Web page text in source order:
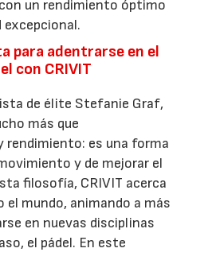
un rendimiento óptimo
excepcional.
para adentrarse en el
con CRIVIT
de élite Stefanie Graf,
más que
rendimiento: es una forma
y de mejorar el
filosofía, CRIVIT acerca
el mundo, animando a más
en nuevas disciplinas
el pádel. En este